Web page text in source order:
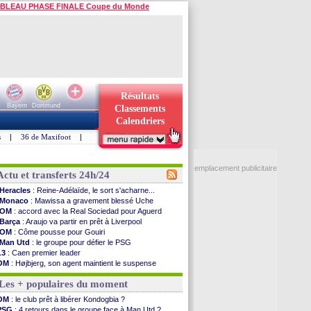
PHASE FINALE Coupe du Monde
Bayern
Dortmund
Résultats
Classements
Calendriers
| 36 de Maxifoot |
et transferts 24h/24
Heracles : Reine-Adélaïde, le sort s'acharne...
Monaco : Mawissa a gravement blessé Uche
OM : accord avec la Real Sociedad pour Aguerd
Barça : Araujo va partir en prêt à Liverpool
OM : Côme pousse pour Gouiri
Man Utd : le groupe pour défier le PSG
: Caen premier leader
: Højbjerg, son agent maintient le suspense
: Gouiri évoque son avenir
: le transfert d'Asllani tombe à l'eau
: 1ère utilisation du Football Video Support
: Benatia envoie une pique à Longoria
+ populaires du moment
: le club prêt à libérer Kondogbia ?
emplacement publicitaire